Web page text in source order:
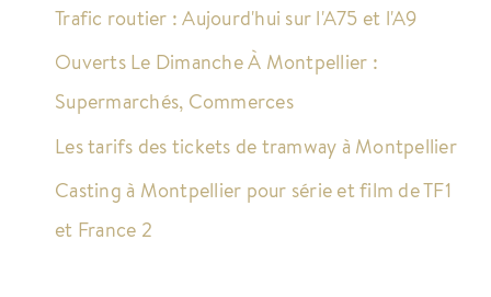
Trafic routier : Aujourd'hui sur l'A75 et l'A9
Ouverts Le Dimanche À Montpellier :
Supermarchés, Commerces
Les tarifs des tickets de tramway à Montpellier
Casting à Montpellier pour série et film de TF1
et France 2